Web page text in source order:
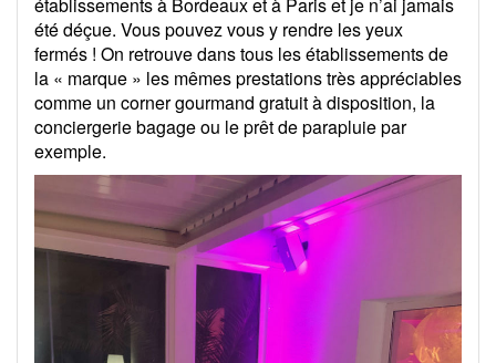
établissements à Bordeaux et à Paris et je n’ai jamais
été déçue. Vous pouvez vous y rendre les yeux
fermés ! On retrouve dans tous les établissements de
la « marque » les mêmes prestations très appréciables
comme un corner gourmand gratuit à disposition, la
conciergerie bagage ou le prêt de parapluie par
exemple.